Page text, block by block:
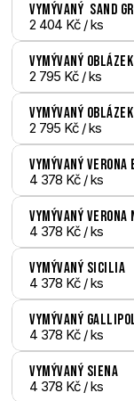
Vymývaný  Sand
2 404 Kč / ks
Vymývaný
2 795 Kč / ks
Vymývaný
2 795 Kč / ks
Vymývaný Verona
4 378 Kč / ks
Vymývaný Verona
4 378 Kč / ks
Vymývaný Sicilia
4 378 Kč / ks
Vymývaný
4 378 Kč / ks
Vymývaný Siena
4 378 Kč / ks